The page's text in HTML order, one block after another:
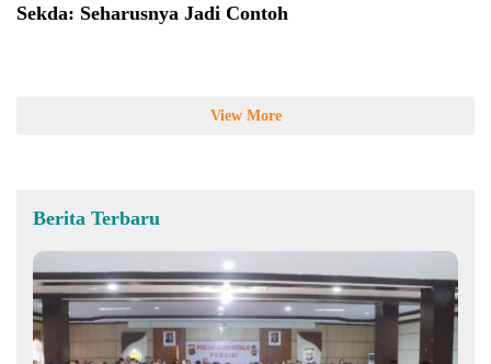
Sekda: Seharusnya Jadi Contoh
View More
Berita Terbaru